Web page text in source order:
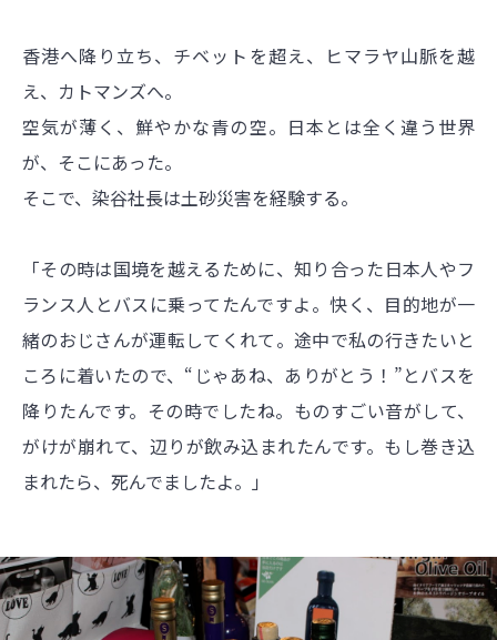
香港へ降り立ち、チベットを超え、ヒマラヤ山脈を越
え、カトマンズへ。
空気が薄く、鮮やかな青の空。日本とは全く違う世界
が、そこにあった。
そこで、染谷社長は土砂災害を経験する。
「その時は国境を越えるために、知り合った日本人やフ
ランス人とバスに乗ってたんですよ。快く、目的地が一
緒のおじさんが運転してくれて。途中で私の行きたいと
ころに着いたので、“じゃあね、ありがとう！”とバスを
降りたんです。その時でしたね。ものすごい音がして、
がけが崩れて、辺りが飲み込まれたんです。もし巻き込
まれたら、死んでましたよ。」